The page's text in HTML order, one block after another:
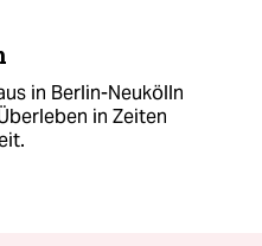
in Berlin-Neukölln
in Zeiten